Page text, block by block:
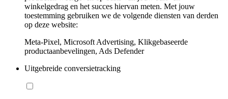
winkelgedrag en het succes hiervan meten. Met jouw
toestemming gebruiken we de volgende diensten van derden
op deze website:
Meta-Pixel, Microsoft Advertising, Klikgebaseerde
productaanbevelingen, Ads Defender
Uitgebreide conversietracking